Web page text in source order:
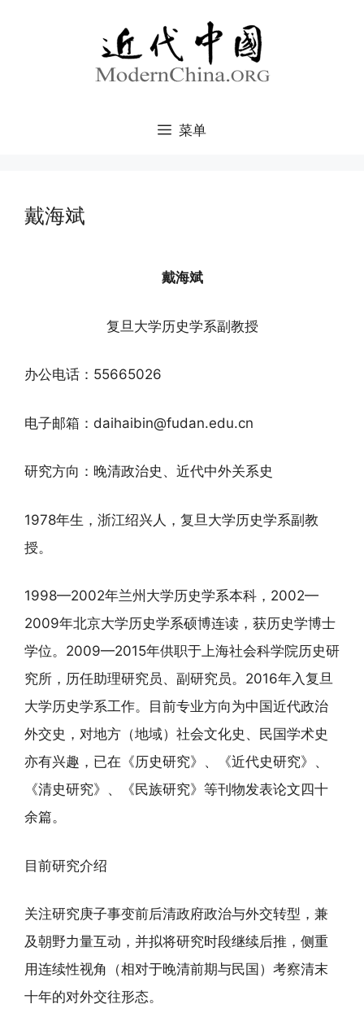
菜单
戴海斌
戴海斌
复旦大学历史学系副教授
办公电话：55665026
电子邮箱：daihaibin@fudan.edu.cn
研究方向：晚清政治史、近代中外关系史
1978年生，浙江绍兴人，复旦大学历史学系副教
授。
1998—2002年兰州大学历史学系本科，2002—
2009年北京大学历史学系硕博连读，获历史学博士
学位。2009—2015年供职于上海社会科学院历史研
究所，历任助理研究员、副研究员。2016年入复旦
大学历史学系工作。目前专业方向为中国近代政治
外交史，对地方（地域）社会文化史、民国学术史
亦有兴趣，已在《历史研究》、《近代史研究》、
《清史研究》、《民族研究》等刊物发表论文四十
余篇。
目前研究介绍
关注研究庚子事变前后清政府政治与外交转型，兼
及朝野力量互动，并拟将研究时段继续后推，侧重
用连续性视角（相对于晚清前期与民国）考察清末
十年的对外交往形态。